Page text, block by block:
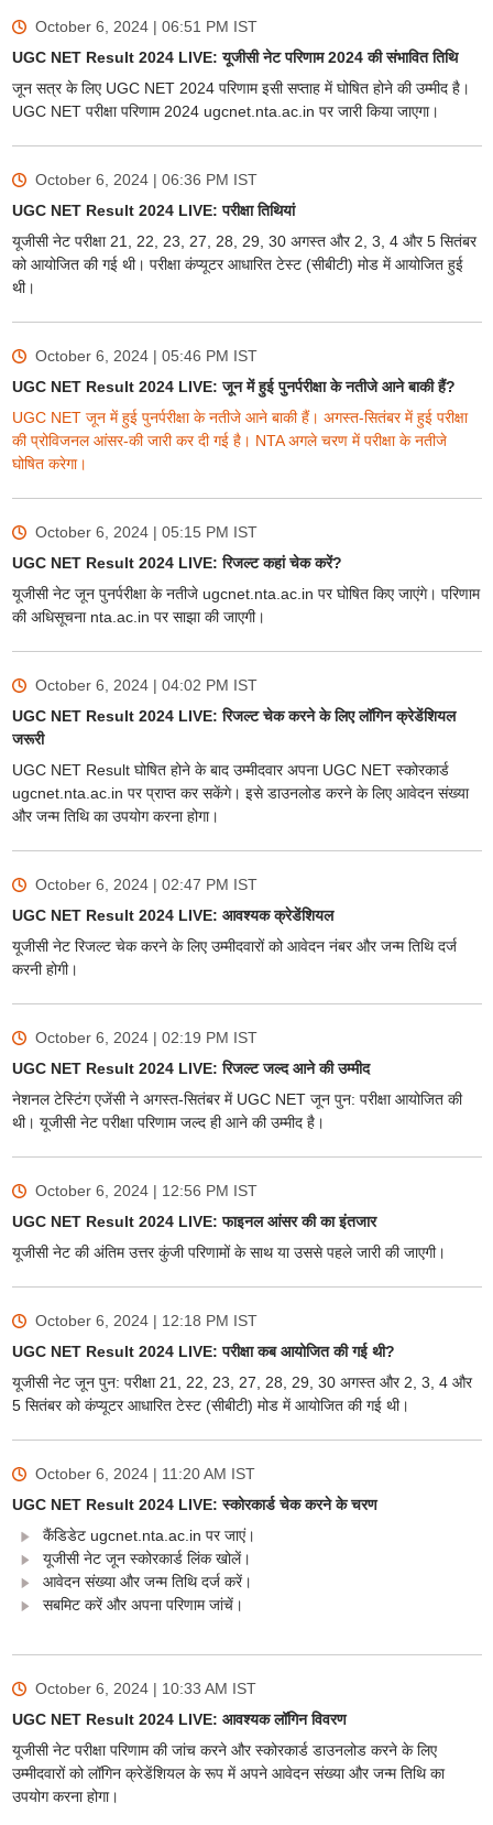
October 6, 2024 | 06:51 PM IST
UGC NET Result 2024 LIVE: यूजीसी नेट परिणाम 2024 की संभावित तिथि
जून सत्र के लिए UGC NET 2024 परिणाम इसी सप्ताह में घोषित होने की उम्मीद है।
UGC NET परीक्षा परिणाम 2024 ugcnet.nta.ac.in पर जारी किया जाएगा।
October 6, 2024 | 06:36 PM IST
UGC NET Result 2024 LIVE: परीक्षा तिथियां
यूजीसी नेट परीक्षा 21, 22, 23, 27, 28, 29, 30 अगस्त और 2, 3, 4 और 5 सितंबर
को आयोजित की गई थी। परीक्षा कंप्यूटर आधारित टेस्ट (सीबीटी) मोड में आयोजित हुई
थी।
October 6, 2024 | 05:46 PM IST
UGC NET Result 2024 LIVE: जून में हुई पुनर्परीक्षा के नतीजे आने बाकी हैं?
UGC NET जून में हुई पुनर्परीक्षा के नतीजे आने बाकी हैं। अगस्त-सितंबर में हुई परीक्षा
की प्रोविजनल आंसर-की जारी कर दी गई है। NTA अगले चरण में परीक्षा के नतीजे
घोषित करेगा।
October 6, 2024 | 05:15 PM IST
UGC NET Result 2024 LIVE: रिजल्ट कहां चेक करें?
यूजीसी नेट जून पुनर्परीक्षा के नतीजे ugcnet.nta.ac.in पर घोषित किए जाएंगे। परिणाम
की अधिसूचना nta.ac.in पर साझा की जाएगी।
October 6, 2024 | 04:02 PM IST
UGC NET Result 2024 LIVE: रिजल्ट चेक करने के लिए लॉगिन क्रेडेंशियल
जरूरी
UGC NET Result घोषित होने के बाद उम्मीदवार अपना UGC NET स्कोरकार्ड
ugcnet.nta.ac.in पर प्राप्त कर सकेंगे। इसे डाउनलोड करने के लिए आवेदन संख्या
और जन्म तिथि का उपयोग करना होगा।
October 6, 2024 | 02:47 PM IST
UGC NET Result 2024 LIVE: आवश्यक क्रेडेंशियल
यूजीसी नेट रिजल्ट चेक करने के लिए उम्मीदवारों को आवेदन नंबर और जन्म तिथि दर्ज
करनी होगी।
October 6, 2024 | 02:19 PM IST
UGC NET Result 2024 LIVE: रिजल्ट जल्द आने की उम्मीद
नेशनल टेस्टिंग एजेंसी ने अगस्त-सितंबर में UGC NET जून पुन: परीक्षा आयोजित की
थी। यूजीसी नेट परीक्षा परिणाम जल्द ही आने की उम्मीद है।
October 6, 2024 | 12:56 PM IST
UGC NET Result 2024 LIVE: फाइनल आंसर की का इंतजार
यूजीसी नेट की अंतिम उत्तर कुंजी परिणामों के साथ या उससे पहले जारी की जाएगी।
October 6, 2024 | 12:18 PM IST
UGC NET Result 2024 LIVE: परीक्षा कब आयोजित की गई थी?
यूजीसी नेट जून पुन: परीक्षा 21, 22, 23, 27, 28, 29, 30 अगस्त और 2, 3, 4 और
5 सितंबर को कंप्यूटर आधारित टेस्ट (सीबीटी) मोड में आयोजित की गई थी।
October 6, 2024 | 11:20 AM IST
UGC NET Result 2024 LIVE: स्कोरकार्ड चेक करने के चरण
कैंडिडेट ugcnet.nta.ac.in पर जाएं।
यूजीसी नेट जून स्कोरकार्ड लिंक खोलें।
आवेदन संख्या और जन्म तिथि दर्ज करें।
सबमिट करें और अपना परिणाम जांचें।
October 6, 2024 | 10:33 AM IST
UGC NET Result 2024 LIVE: आवश्यक लॉगिन विवरण
यूजीसी नेट परीक्षा परिणाम की जांच करने और स्कोरकार्ड डाउनलोड करने के लिए
उम्मीदवारों को लॉगिन क्रेडेंशियल के रूप में अपने आवेदन संख्या और जन्म तिथि का
उपयोग करना होगा।